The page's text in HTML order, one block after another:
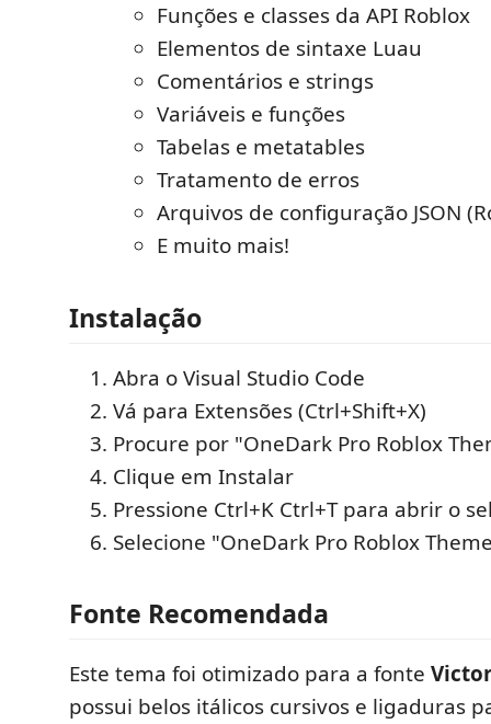
Funções e classes da API Roblox
Elementos de sintaxe Luau
Comentários e strings
Variáveis e funções
Tabelas e metatables
Tratamento de erros
Arquivos de configuração JSON
E muito mais!
Instalação
Abra o Visual Studio Code
Vá para Extensões (Ctrl+Shift+X)
Procure por "OneDark Pro Roblox
Clique em Instalar
Pressione Ctrl+K Ctrl+T para abrir o
Selecione "OneDark Pro Roblox
Fonte Recomendada
Este tema foi otimizado para a fonte
possui belos itálicos cursivos e ligaduras